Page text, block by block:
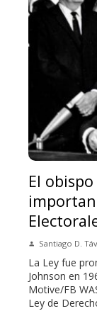
El
Santiago D.
La Ley fue
Johnson en
Motive/FB
Ley de